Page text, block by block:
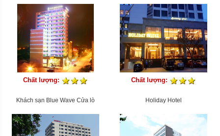
Chất lượng:
Khách sạn Blue Wave Cửa lò
Chất lượng:
Holiday Hotel